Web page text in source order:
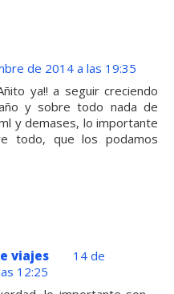
de 2014 a las 19:35
ya!! a seguir creciendo
y sobre todo nada de
y demases, lo importante
todo, que los podamos
viajes
14 de
12:25